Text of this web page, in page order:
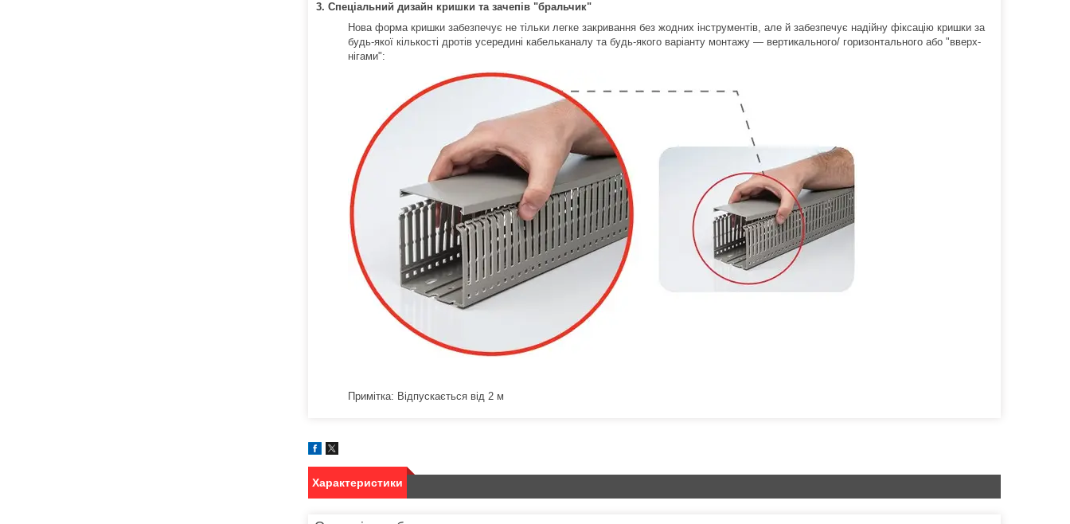
3. Спеціальний дизайн кришки та зачепів "бральчик"
Нова форма кришки забезпечує не тільки легке закривання без жодних інструментів, але й забезпечує надійну фіксацію кришки за
будь-якої кількості дротів усередині кабельканалу та будь-якого варіанту монтажу — вертикального/ горизонтального або "вверх-
нігами":
Примітка: Відпускається від 2 м
Характеристики